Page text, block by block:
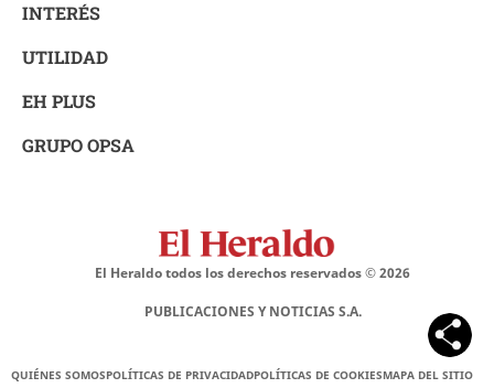
INTERÉS
UTILIDAD
EH PLUS
GRUPO OPSA
El Heraldo todos los derechos reservados ©2026
PUBLICACIONES Y NOTICIAS S.A.
QUIÉNES SOMOSPOLÍTICAS DE PRIVACIDADPOLÍTICAS DE COOKIESMAPA DEL SITIO